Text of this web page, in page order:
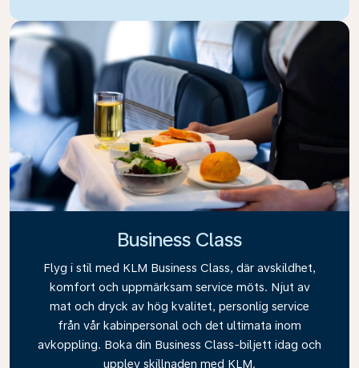
Business Class
Flyg i stil med KLM Business Class, där avskildhet,
komfort och uppmärksam service möts. Njut av
mat och dryck av hög kvalitet, personlig service
från vår kabinpersonal och det ultimata inom
avkoppling. Boka din Business Class-biljett idag och
upplev skillnaden med KLM.